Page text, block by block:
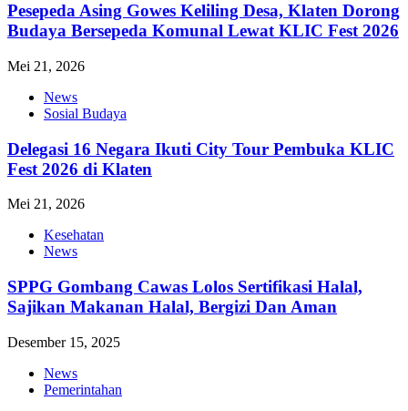
Pesepeda Asing Gowes Keliling Desa, Klaten Dorong
Budaya Bersepeda Komunal Lewat KLIC Fest 2026
Mei 21, 2026
News
Sosial Budaya
Delegasi 16 Negara Ikuti City Tour Pembuka KLIC
Fest 2026 di Klaten
Mei 21, 2026
Kesehatan
News
SPPG Gombang Cawas Lolos Sertifikasi Halal,
Sajikan Makanan Halal, Bergizi Dan Aman
Desember 15, 2025
News
Pemerintahan